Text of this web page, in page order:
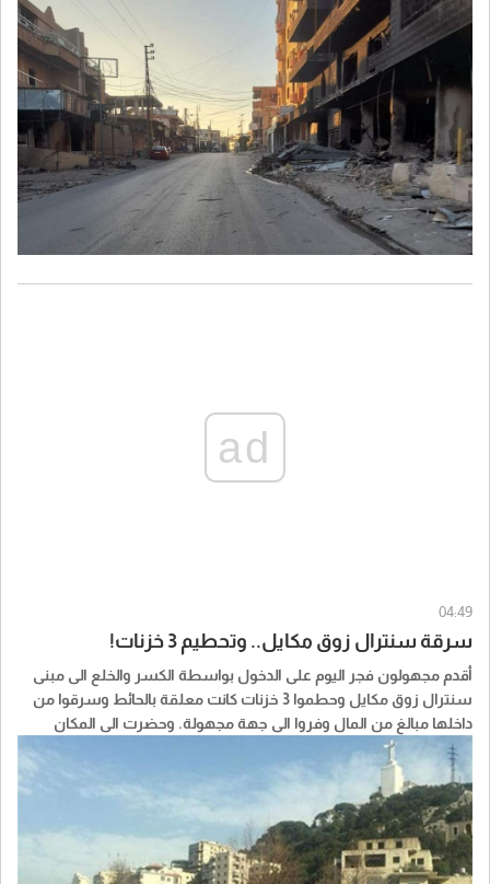
بالشروط والمعايير الصحية المطلوبة.
ad
04:49
سرقة سنترال زوق مكايل.. وتحطيم 3 خزنات!
أقدم مجهولون فجر اليوم على الدخول بواسطة الكسر والخلع الى مبنى
سنترال زوق مكايل وحطموا 3 خزنات كانت معلقة بالحائط وسرقوا من
داخلها مبالغ من المال وفروا الى جهة مجهولة. وحضرت الى المكان
عناصر من القوى الأمنية والادلة الجنائية التي عملت على رفع البصمات
وبوشرت التحقيقات لكشف السارقين.